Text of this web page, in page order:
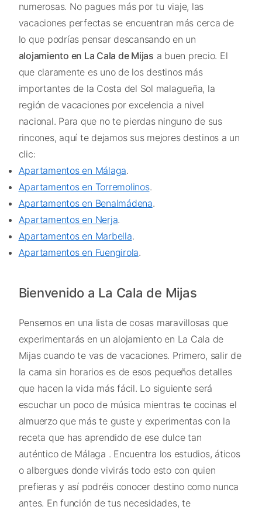
numerosas. No pagues más por tu viaje, las
vacaciones perfectas se encuentran más cerca de
lo que podrías pensar descansando en un
alojamiento en La Cala de Mijas a buen precio. El
que claramente es uno de los destinos más
importantes de la Costa del Sol malagueña, la
región de vacaciones por excelencia a nivel
nacional. Para que no te pierdas ninguno de sus
rincones, aquí te dejamos sus mejores destinos a un
clic:
Apartamentos en Málaga.
Apartamentos en Torremolinos.
Apartamentos en Benalmádena.
Apartamentos en Nerja.
Apartamentos en Marbella.
Apartamentos en Fuengirola.
Bienvenido a La Cala de Mijas
Pensemos en una lista de cosas maravillosas que
experimentarás en un alojamiento en La Cala de
Mijas cuando te vas de vacaciones. Primero, salir de
la cama sin horarios es de esos pequeños detalles
que hacen la vida más fácil. Lo siguiente será
escuchar un poco de música mientras te cocinas el
almuerzo que más te guste y experimentas con la
receta que has aprendido de ese dulce tan
auténtico de Málaga . Encuentra los estudios, áticos
o albergues donde vivirás todo esto con quien
prefieras y así podréis conocer destino como nunca
antes. En función de tus necesidades, te